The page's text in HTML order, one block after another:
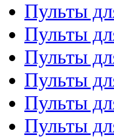
Пульты
Пульты
Пульты
Пульты
Пульты
Пульты